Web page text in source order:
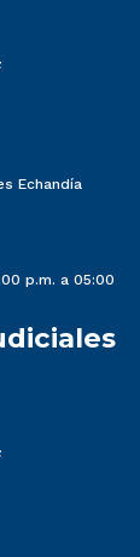
Echandía
p.m. a 05:00